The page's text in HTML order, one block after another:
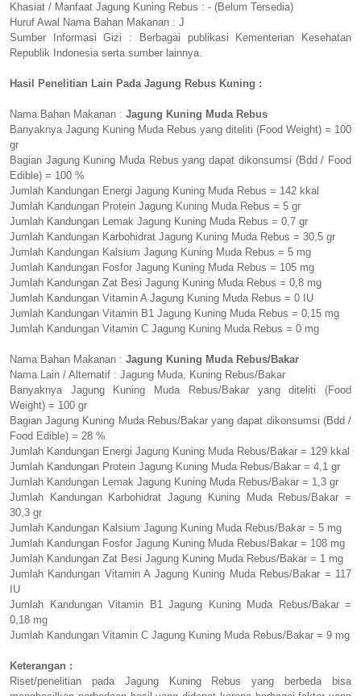
Khasiat / Manfaat Jagung Kuning Rebus : - (Belum Tersedia)
Huruf Awal Nama Bahan Makanan : J
Sumber Informasi Gizi : Berbagai publikasi Kementerian Kesehatan
Republik Indonesia serta sumber lainnya.
Hasil Penelitian Lain Pada Jagung Rebus Kuning :
Nama Bahan Makanan : Jagung Kuning Muda Rebus
Banyaknya Jagung Kuning Muda Rebus yang diteliti (Food Weight) = 100
gr
Bagian Jagung Kuning Muda Rebus yang dapat dikonsumsi (Bdd / Food
Edible) = 100 %
Jumlah Kandungan Energi Jagung Kuning Muda Rebus = 142 kkal
Jumlah Kandungan Protein Jagung Kuning Muda Rebus = 5 gr
Jumlah Kandungan Lemak Jagung Kuning Muda Rebus = 0,7 gr
Jumlah Kandungan Karbohidrat Jagung Kuning Muda Rebus = 30,5 gr
Jumlah Kandungan Kalsium Jagung Kuning Muda Rebus = 5 mg
Jumlah Kandungan Fosfor Jagung Kuning Muda Rebus = 105 mg
Jumlah Kandungan Zat Besi Jagung Kuning Muda Rebus = 0,8 mg
Jumlah Kandungan Vitamin A Jagung Kuning Muda Rebus = 0 IU
Jumlah Kandungan Vitamin B1 Jagung Kuning Muda Rebus = 0,15 mg
Jumlah Kandungan Vitamin C Jagung Kuning Muda Rebus = 0 mg
Nama Bahan Makanan : Jagung Kuning Muda Rebus/Bakar
Nama Lain / Alternatif : Jagung Muda, Kuning Rebus/Bakar
Banyaknya Jagung Kuning Muda Rebus/Bakar yang diteliti (Food
Weight) = 100 gr
Bagian Jagung Kuning Muda Rebus/Bakar yang dapat dikonsumsi (Bdd /
Food Edible) = 28 %
Jumlah Kandungan Energi Jagung Kuning Muda Rebus/Bakar = 129 kkal
Jumlah Kandungan Protein Jagung Kuning Muda Rebus/Bakar = 4,1 gr
Jumlah Kandungan Lemak Jagung Kuning Muda Rebus/Bakar = 1,3 gr
Jumlah Kandungan Karbohidrat Jagung Kuning Muda Rebus/Bakar =
30,3 gr
Jumlah Kandungan Kalsium Jagung Kuning Muda Rebus/Bakar = 5 mg
Jumlah Kandungan Fosfor Jagung Kuning Muda Rebus/Bakar = 108 mg
Jumlah Kandungan Zat Besi Jagung Kuning Muda Rebus/Bakar = 1 mg
Jumlah Kandungan Vitamin A Jagung Kuning Muda Rebus/Bakar = 117
IU
Jumlah Kandungan Vitamin B1 Jagung Kuning Muda Rebus/Bakar =
0,18 mg
Jumlah Kandungan Vitamin C Jagung Kuning Muda Rebus/Bakar = 9 mg
Keterangan :
Riset/penelitian pada Jagung Kuning Rebus yang berbeda bisa